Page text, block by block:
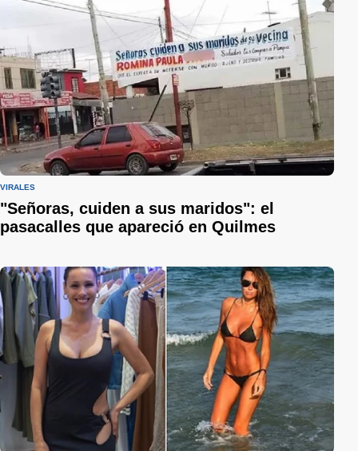
ignorada, sino que aspira a unir a la comunidad en la
remembranza de un pasado compartido", puntualizó.
VIRALES
"Señoras, cuiden a sus maridos": el
pasacalles que apareció en Quilmes